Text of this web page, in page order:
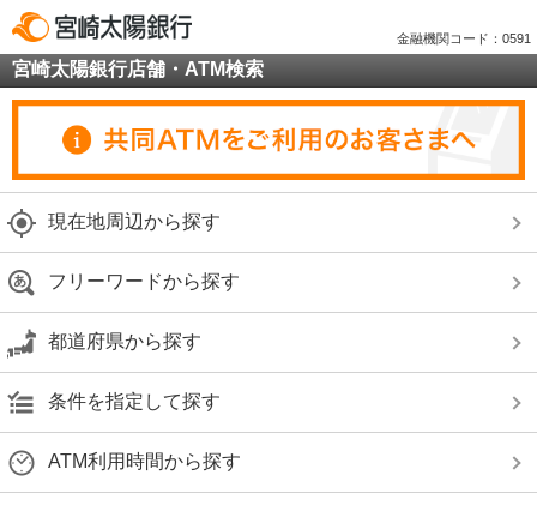
金融機関コード：0591
宮崎太陽銀行店舗・ATM検索
現在地周辺から探す
フリーワードから探す
都道府県から探す
条件を指定して探す
ATM利用時間から探す